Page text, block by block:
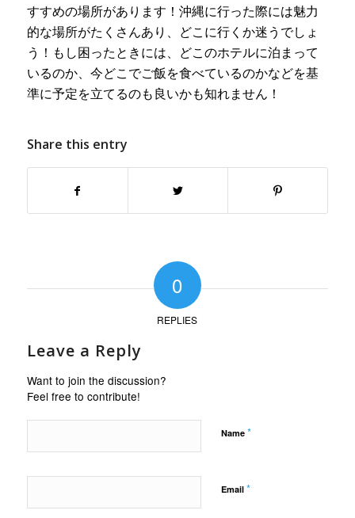
すすめの場所があります！沖縄に行った際には魅力
的な場所がたくさんあり、どこに行くか迷うでしょ
う！もし困ったときには、どこのホテルに泊まって
いるのか、今どこでご飯を食べているのかなどを基
準に予定を立てるのも良いかも知れません！
Share this entry
0
REPLIES
Leave a Reply
Want to join the discussion?
Feel free to contribute!
Name *
Email *